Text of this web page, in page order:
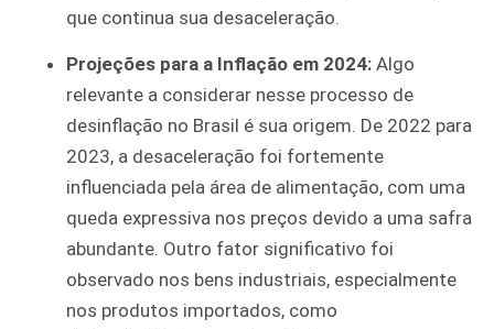
que continua sua desaceleração.
Projeções para a Inflação em 2024: Algo
relevante a considerar nesse processo de
desinflação no Brasil é sua origem. De 2022 para
2023, a desaceleração foi fortemente
influenciada pela área de alimentação, com uma
queda expressiva nos preços devido a uma safra
abundante. Outro fator significativo foi
observado nos bens industriais, especialmente
nos produtos importados, como